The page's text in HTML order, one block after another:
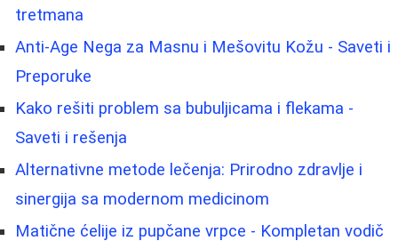
tretmana
Anti-Age Nega za Masnu i Mešovitu Kožu - Saveti i
Preporuke
Kako rešiti problem sa bubuljicama i flekama -
Saveti i rešenja
Alternativne metode lečenja: Prirodno zdravlje i
sinergija sa modernom medicinom
Matične ćelije iz pupčane vrpce - Kompletan vodič